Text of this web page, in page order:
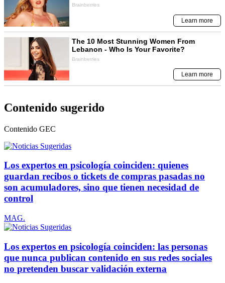
Contenido sugerido
Contenido GEC
Los expertos en psicología coinciden: quienes
guardan recibos o tickets de compras pasadas no
son acumuladores, sino que tienen necesidad de
control
MAG.
Los expertos en psicología coinciden: las personas
que nunca publican contenido en sus redes sociales
no pretenden buscar validación externa